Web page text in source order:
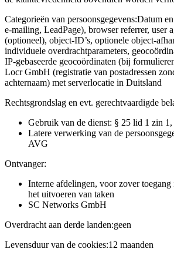
Categorieën van persoonsgegevens:Datum
e-mailing, LeadPage), browser referrer, user
(optioneel), object-ID’s, optionele object-
individuele overdrachtparameters,
IP-gebaseerde geocoördinaten (bij
Locr GmbH (registratie van postadressen
achternaam) met serverlocatie in Duitsland
Rechtsgrondslag en evt. gerechtvaardigde
Gebruik van de dienst: § 25 lid 1 zin
Latere verwerking van de
AVG
Ontvanger:
Interne afdelingen, voor zover
het uitvoeren van taken
SC Networks GmbH
Overdracht aan derde landen:geen
Levensduur van de cookies:12 maanden